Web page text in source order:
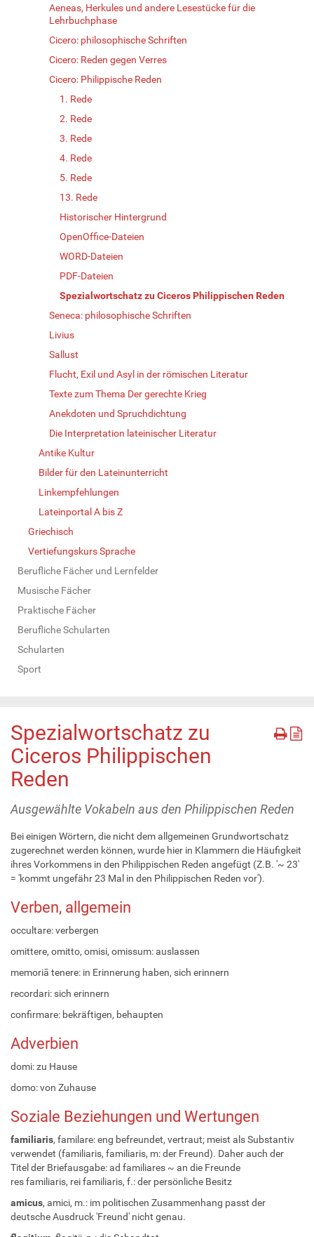
Aeneas, Herkules und andere Lesestücke für die
Lehrbuchphase
Cicero: philosophische Schriften
Cicero: Reden gegen Verres
Cicero: Philippische Reden
1. Rede
2. Rede
3. Rede
4. Rede
5. Rede
13. Rede
Historischer Hintergrund
OpenOffice-Dateien
WORD-Dateien
PDF-Dateien
Spezialwortschatz zu Ciceros Philippischen Reden
Seneca: philosophische Schriften
Livius
Sallust
Flucht, Exil und Asyl in der römischen Literatur
Texte zum Thema Der gerechte Krieg
Anekdoten und Spruchdichtung
Die Interpretation lateinischer Literatur
Antike Kultur
Bilder für den Lateinunterricht
Linkempfehlungen
Lateinportal A bis Z
Griechisch
Vertiefungskurs Sprache
Berufliche Fächer und Lernfelder
Musische Fächer
Praktische Fächer
Berufliche Schularten
Schularten
Sport
Spezialwortschatz zu
Ciceros Philippischen
Reden
Ausgewählte Vokabeln aus den Philippischen Reden
Bei einigen Wörtern, die nicht dem allgemeinen Grundwortschatz
zugerechnet werden können, wurde hier in Klammern die Häufigkeit
ihres Vorkommens in den Philippischen Reden angefügt (Z.B. '~ 23'
= 'kommt ungefähr 23 Mal in den Philippischen Reden vor').
Verben, allgemein
occultare: verbergen
omittere, omitto, omisi, omissum: auslassen
memoriā tenere: in Erinnerung haben, sich erinnern
recordari: sich erinnern
confirmare: bekräftigen, behaupten
Adverbien
domi: zu Hause
domo: von Zuhause
Soziale Beziehungen und Wertungen
familiaris, familare: eng befreundet, vertraut; meist als Substantiv
verwendet (familiaris, familiaris, m: der Freund). Daher auch der
Titel der Briefausgabe: ad familiares ~ an die Freunde
res familiaris, rei familiaris, f.: der persönliche Besitz
amicus, amici, m.: im politischen Zusammenhang passt der
deutsche Ausdruck 'Freund' nicht genau.